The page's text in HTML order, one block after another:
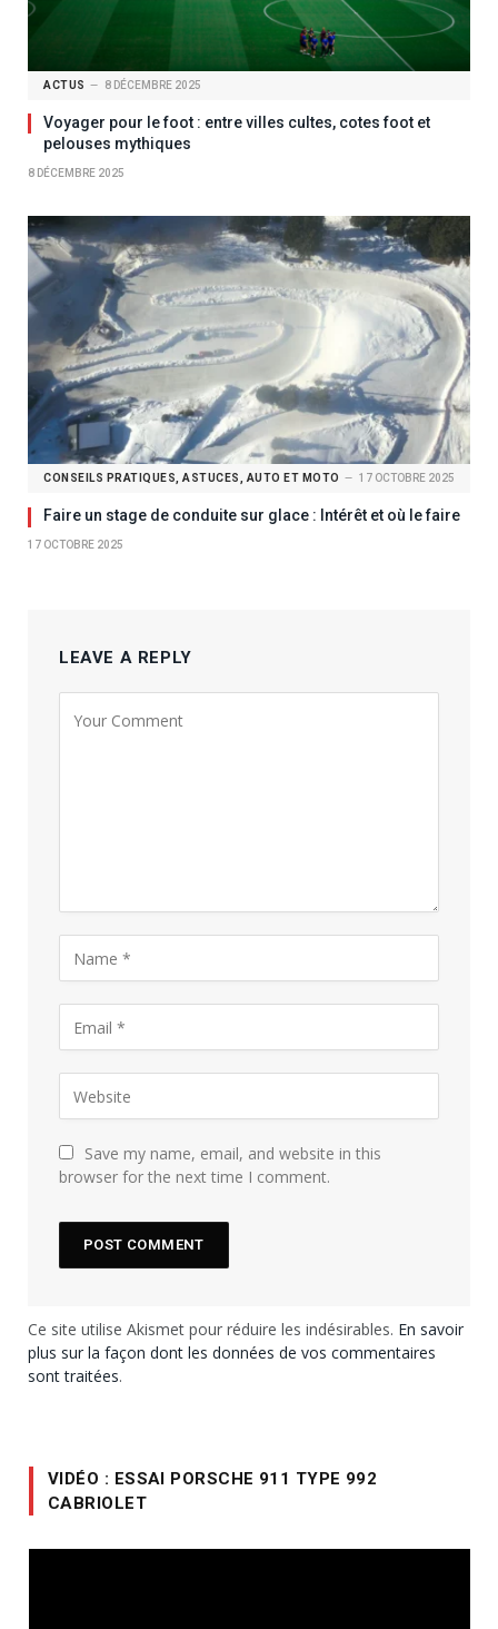
ACTUS 8 DÉCEMBRE 2025
Voyager pour le foot : entre villes cultes, cotes foot et
pelouses mythiques
8 DÉCEMBRE 2025
CONSEILS PRATIQUES, ASTUCES, AUTO ET MOTO 17 OCTOBRE 2025
Faire un stage de conduite sur glace : Intérêt et où le faire
17 OCTOBRE 2025
LEAVE A REPLY
Save my name, email, and website in this
browser for the next time I comment.
Ce site utilise Akismet pour réduire les indésirables. En savoir
plus sur la façon dont les données de vos commentaires
sont traitées.
VIDÉO : ESSAI PORSCHE 911 TYPE 992
CABRIOLET